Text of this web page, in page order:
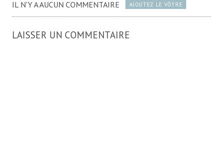
IL N'Y A AUCUN COMMENTAIRE AJOUTEZ LE VÔTRE
LAISSER UN COMMENTAIRE